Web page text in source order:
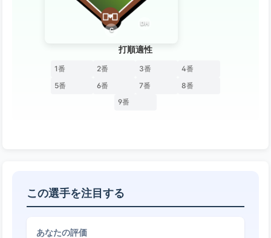
C
DH
打順適性
1番 2番 3番
4番
5番
6番 7番
8番
9番
この選手を注目する
あなたの評価